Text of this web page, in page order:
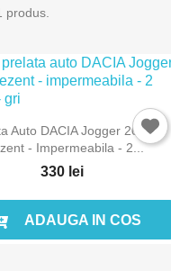
produs.
Auto DACIA Jogger 2021-
- Impermeabila - 2...
330 lei
ADAUGA IN COS